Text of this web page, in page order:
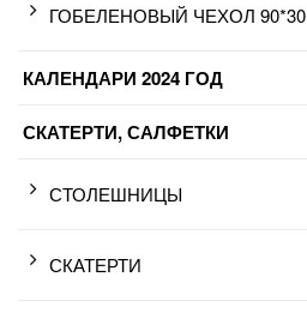
ГОБЕЛЕНОВЫЙ ЧЕХОЛ 90*30
КАЛЕНДАРИ 2024 ГОД
СКАТЕРТИ, САЛФЕТКИ
СТОЛЕШНИЦЫ
СКАТЕРТИ